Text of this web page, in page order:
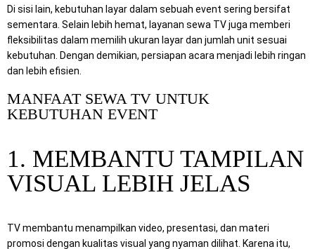
Di sisi lain, kebutuhan layar dalam sebuah event sering bersifat
sementara. Selain lebih hemat, layanan sewa TV juga memberi
fleksibilitas dalam memilih ukuran layar dan jumlah unit sesuai
kebutuhan. Dengan demikian, persiapan acara menjadi lebih ringan
dan lebih efisien.
MANFAAT SEWA TV UNTUK
KEBUTUHAN EVENT
1. MEMBANTU TAMPILAN
VISUAL LEBIH JELAS
TV membantu menampilkan video, presentasi, dan materi
promosi dengan kualitas visual yang nyaman dilihat. Karena itu,